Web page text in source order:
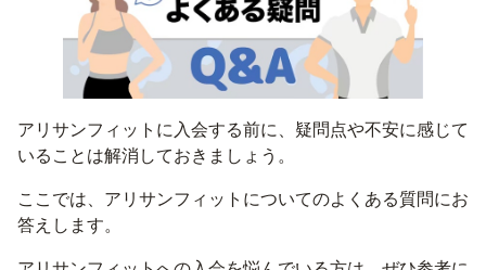
アリサンフィットに入会する前に、疑問点や不安に感じて
いることは解消しておきましょう。
ここでは、アリサンフィットについてのよくある質問にお
答えします。